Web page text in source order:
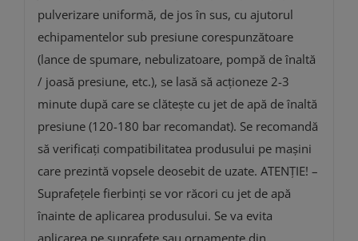
pulverizare uniformă, de jos în sus, cu ajutorul
echipamentelor sub presiune corespunzătoare
(lance de spumare, nebulizatoare, pompă de înaltă
/ joasă presiune, etc.), se lasă să acționeze 2-3
minute după care se clătește cu jet de apă de înaltă
presiune (120-180 bar recomandat). Se recomandă
să verificați compatibilitatea produsului pe maşini
care prezintă vopsele deosebit de uzate. ATENŢIE! –
Suprafețele fierbinți se vor răcori cu jet de apă
înainte de aplicarea produsului. Se va evita
aplicarea pe suprafeţe sau ornamente din